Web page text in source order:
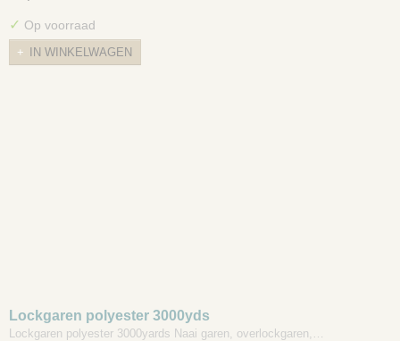
✓ Op voorraad
IN WINKELWAGEN
Lockgaren polyester 3000yds
Lockgaren polyester 3000yards Naai garen, overlockgaren,…